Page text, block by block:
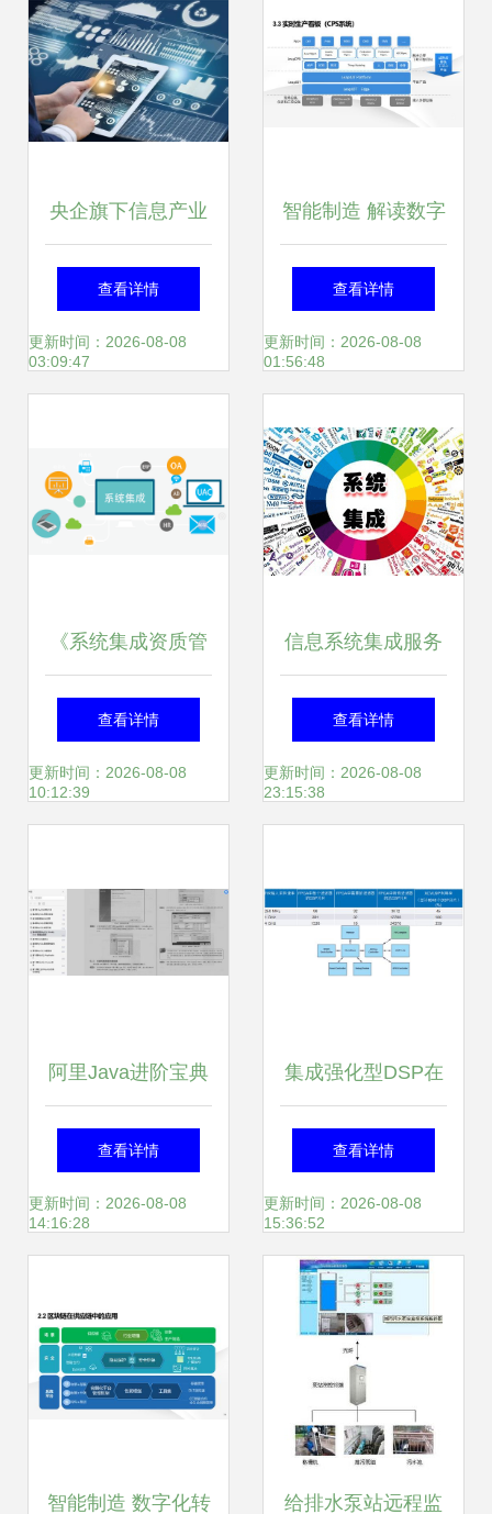
成转型关键
央企旗下信息产业
公司33.53%股权转
让，信息系统集成
查看详情
更新时间：2026-08-08
03:09:47
智能制造 解读数字
化转型智慧工厂建
设解决方案
查看详情
更新时间：2026-08-08
01:56:48
《系统集成资质管
理办法总则》解读
规范信息系统集成
查看详情
更新时间：2026-08-08
10:12:39
信息系统集成服务
规模扩张下的专业
化与多元化发展路
查看详情
更新时间：2026-08-08
23:15:38
阿里Java进阶宝典
解锁涨薪秘籍，成
就技术巅峰
查看详情
更新时间：2026-08-08
14:16:28
集成强化型DSP在
ADC/DAC IC中的
革新 赋能宽带多通
道信息系统集成服
务
查看详情
更新时间：2026-08-08
15:36:52
智能制造 数字化转 给排水泵站远程监